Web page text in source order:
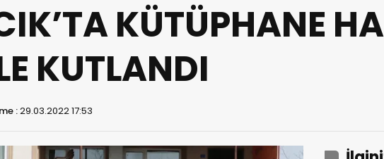
KÜTÜPHANE
KUTLANDI
:29.03.2022 17:53